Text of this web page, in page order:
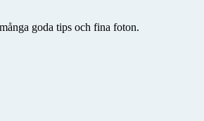
goda tips och fina foton.